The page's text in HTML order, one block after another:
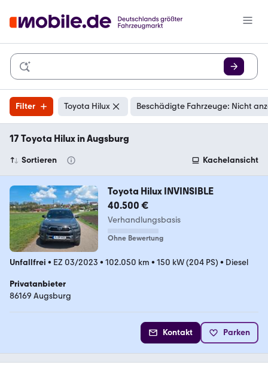
Filter Toyota Hilux Beschädigte Fahrzeuge: Nicht
17 Toyota Hilux in Augsburg
Sortieren Kachelansicht
Toyota Hilux INVINSIBLE
40.500 €
Verhandlungsbasis
Ohne Bewertung
Unfallfrei • EZ 03/2023 • 102.050 km • 150 kW (204 PS) • Diesel
Privatanbieter
86169 Augsburg
Kontakt Parken